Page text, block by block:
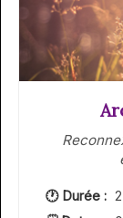
🕐 Durée :